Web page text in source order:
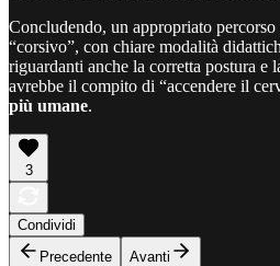
Concludendo, un appropriato
“corsivo”, con chiare modalità
riguardanti anche la corretta postura e
avrebbe il compito di “accendere il
più umane.
3
Condividi
Precedente
Avanti